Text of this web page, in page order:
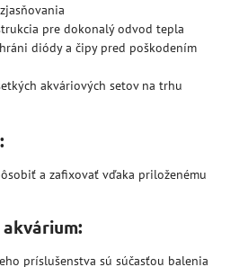
pre dokonalý odvod tepla
diódy a čipy pred poškodením
akváriových setov na trhu
a zafixovať vďaka priloženému
príslušenstva sú súčasťou balenia